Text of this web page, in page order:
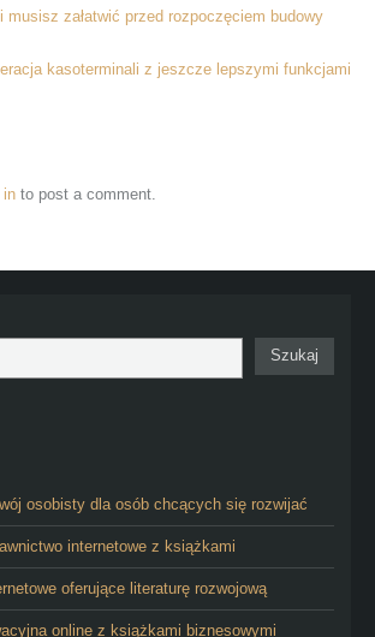
musisz załatwić przed rozpoczęciem budowy
kasoterminali z jeszcze lepszymi funkcjami
in to post a comment.
Szukaj
osobisty dla osób chcących się rozwijać
internetowe z książkami
oferujące literaturę rozwojową
online z książkami biznesowymi